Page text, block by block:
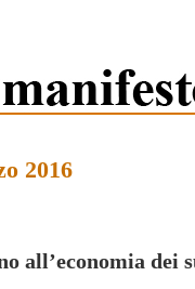
2016
all’economia dei